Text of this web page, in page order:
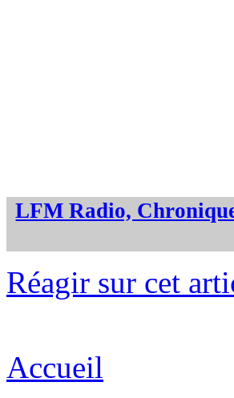
LFM Radio,
Réagir sur cet
Accueil